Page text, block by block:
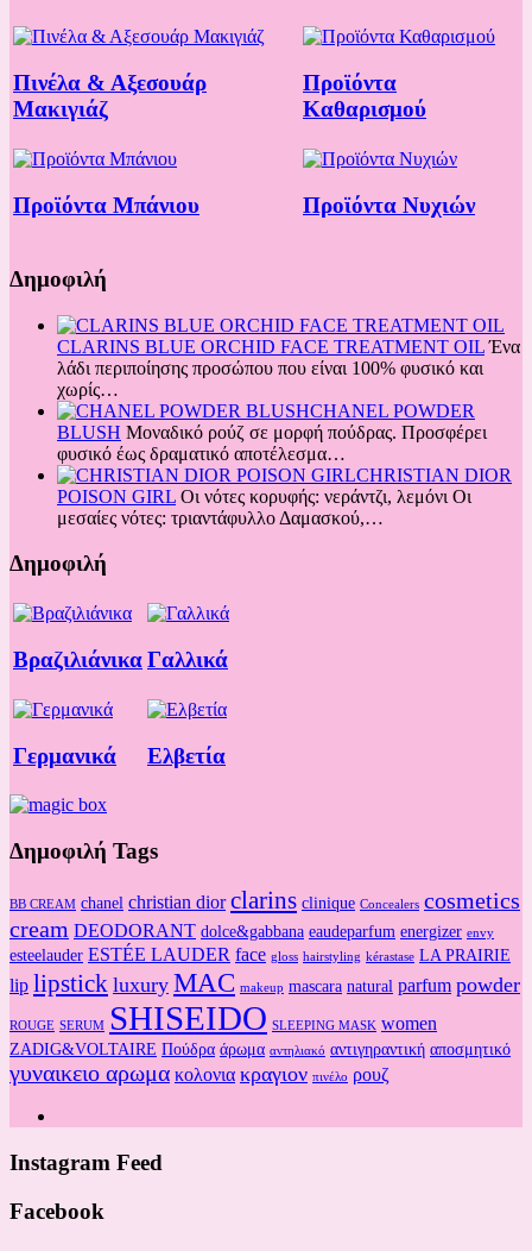
Πινέλα & Αξεσουάρ
Μακιγιάζ
Προϊόντα
Καθαρισμού
Προϊόντα Μπάνιου Προϊόντα Νυχιών
Δημοφιλή
CLARINS BLUE ORCHID FACE TREATMENT OILΈνα
λάδι περιποίησης προσώπου που είναι 100% φυσικό και
χωρίς…
CHANEL POWDER
BLUSH Μοναδικό ρούζ σε μορφή πούδρας. Προσφέρει
φυσικό έως δραματικό αποτέλεσμα…
CHRISTIAN DIOR
POISON GIRL Οι νότες κορυφής: νεράντζι, λεμόνι Oι
μεσαίες νότες: τριαντάφυλλο Δαμασκού,…
Δημοφιλή
ΒραζιλιάνικαΓαλλικά
Γερμανικά Ελβετία
Δημοφιλή Tags
BB CREAM chanel christian dior clarins clinique Concealers cosmetics
cream DEODORANT dolce&gabbana eaudeparfum energizer envy
esteelauder ESTÉE LAUDER face gloss hairstyling kérastase LA PRAIRIE
lip lipstick luxury MAC makeup mascara natural parfum powder
ROUGE SERUM SHISEIDO SLEEPING MASK women
ZADIG&VOLTAIRE Πούδρα άρωμα αντηλιακό αντιγηραντική αποσμητικό
γυναικειο αρωμα κολονια κραγιον πινέλο ρουζ
Instagram Feed
Facebook